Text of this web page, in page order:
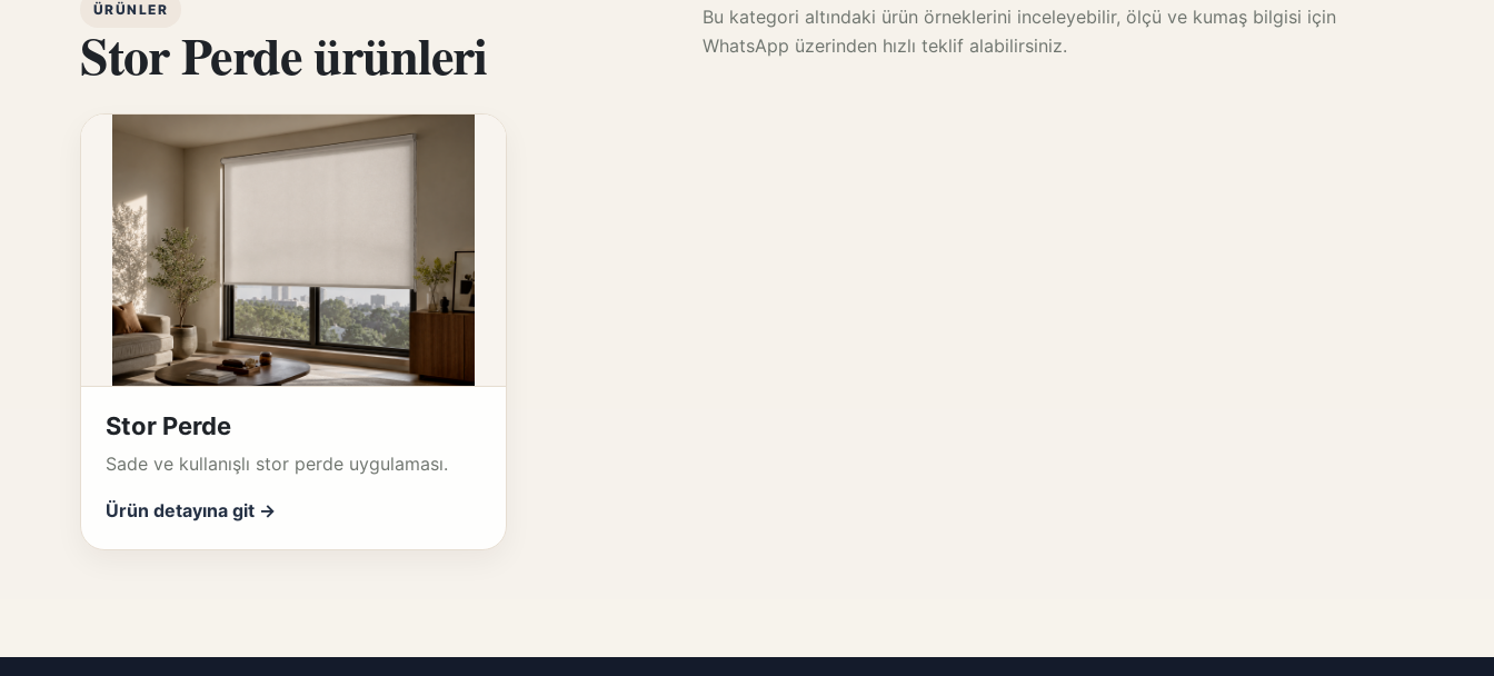
ÜRÜNLER
Stor Perde ürünleri
Bu kategori altındaki ürün örneklerini inceleyebilir, ölçü ve kumaş bilgisi için
WhatsApp üzerinden hızlı teklif alabilirsiniz.
Stor Perde
Sade ve kullanışlı stor perde uygulaması.
Ürün detayına git →